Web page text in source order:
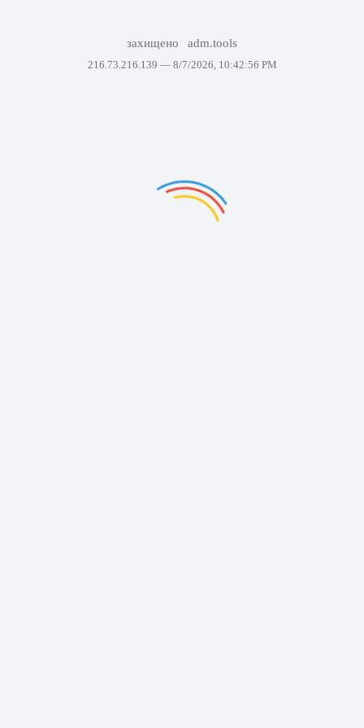
захищено adm.tools
216.73.216.139 — 8/7/2026, 10:42:56 PM